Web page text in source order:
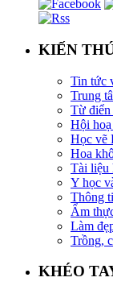
KIẾN
Tin tức
Trung
Từ điển
Hội
Học vẽ
Hoa
Tài liệu
Y học
Thông
Ẩm
Làm
Trồng,
KHÉO